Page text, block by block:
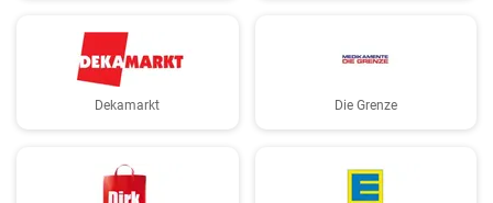
Dekamarkt Die Grenze